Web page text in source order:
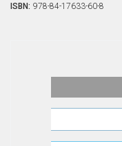
ISBN: 978-84-17633-60-8